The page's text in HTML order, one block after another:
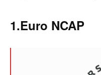
1.Euro NCAP